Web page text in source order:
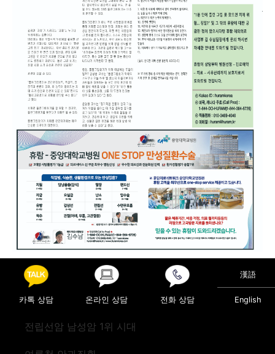
Posted in 의료정보
Post navigation
식후 저혈압 핵백내장
카톡 상담 온라인 상담 전화 상담
漢語
English
전립선암 남성암 1위 시대